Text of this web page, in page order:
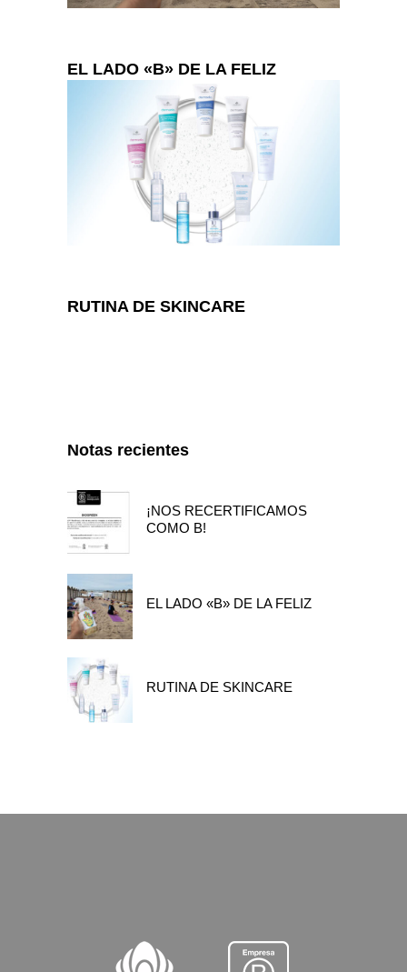
EL LADO «B» DE LA FELIZ
RUTINA DE SKINCARE
Notas recientes
¡NOS RECERTIFICAMOS
COMO B!
EL LADO «B» DE LA FELIZ
RUTINA DE SKINCARE